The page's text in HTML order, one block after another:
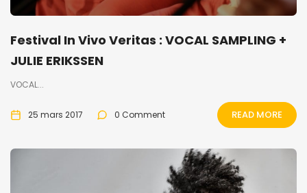
Festival In Vivo Veritas : VOCAL SAMPLING +
JULIE ERIKSSEN
VOCAL...
25 mars 2017 0 Comment READ MORE